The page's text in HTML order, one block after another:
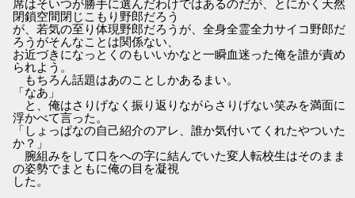
席はそいつが勝手に選んだわけではあるのだが、とにかく天然
閉鎖空間閉じこもり野郎だろう
が、若気の至り体現野郎だろうが、全身全霊全力サイコ野郎だ
ろうがそんなことは関係ない、
お近づきになっとくのもいいかなと一瞬血迷った俺を誰が責め
られよう。
もちろん話題はあのことしかあるまい。
「なあ」
と、俺はさりげなく振り返りながらさりげない笑みを満面に
浮かべて言った。
「しょっぱなの自己紹介のアレ、誰か気付いてくれたやついた
か？」
腕組みをして口をへの字に結んでいた変人転校生はそのまま
の姿勢でまともに俺の目を凝視
した。